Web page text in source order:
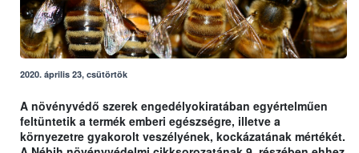
2020. április 23, csütörtök
A növényvédő szerek engedélyokiratában egyértelműen
feltüntetik a termék emberi egészségre, illetve a
környezetre gyakorolt veszélyének, kockázatának mértékét.